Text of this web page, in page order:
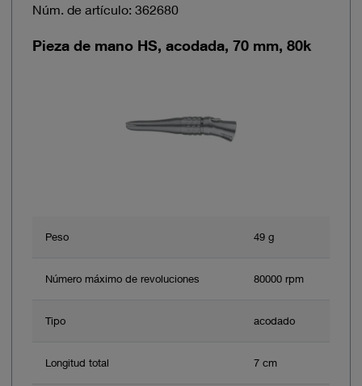
Núm. de artículo: 362680
Pieza de mano HS, acodada, 70 mm, 80k
Peso 49 g
Número máximo de revoluciones 80000 rpm
Tipo acodado
Longitud total 7 cm